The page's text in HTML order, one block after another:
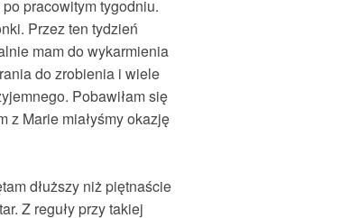
pracowitym tygodniu.
Przez ten tydzień
mam do wykarmienia
do zrobienia i wiele
Pobawiłam się
z Marie miałyśmy okazję
dłuższy niż piętnaście
Z reguły przy takiej